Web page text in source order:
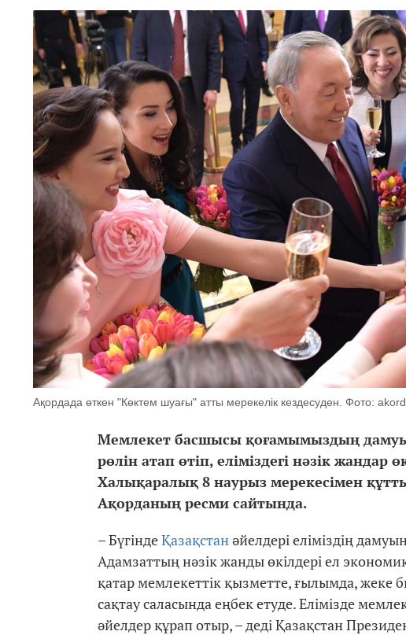
Ақордада өткен "Көктем шуағы" атты мерекелік кездесуден. Фото:
Мемлекет басшысы қоғамымыздың
рөлін атап өтіп, еліміздегі нәзік жандар
Халықаралық 8 наурыз мерекесімен
Ақорданың ресми сайтында.
– БүгіндеҚазақстанәйелдері еліміздің
Адамзаттың нәзік жанды өкілдері ел
қатар мемлекеттік қызметте, ғылымда, жеке
сақтау саласында еңбек етуде. Елімізде
әйелдер құрап отыр, – деді Қазақстан